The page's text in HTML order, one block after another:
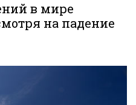
в мире
на падение